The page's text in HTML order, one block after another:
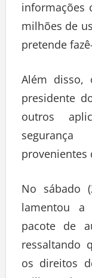
informações
milhões de
pretende
Além disso,
presidente
outros
provenientes
No sábado
lamentou a
pacote de
ressaltando
os direitos